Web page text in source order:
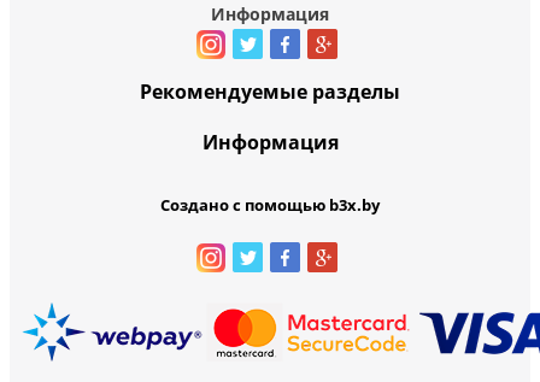
Информация
Рекомендуемые разделы
Информация
Создано с помощью b3x.by